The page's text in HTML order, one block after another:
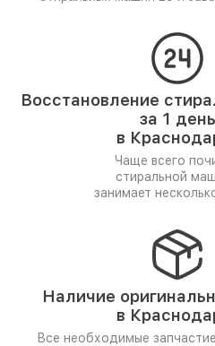
Восстановление
за 1 день
в
Чаще всего
стиральной
занимает
Наличие
в
Все необходимые